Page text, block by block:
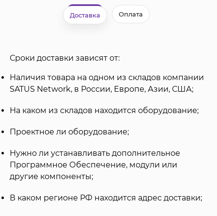
Доставка Оплата
Сроки доставки зависят от:
Наличия товара на одном из складов компании
SATUS Network, в России, Европе, Азии, США;
На каком из складов находится оборудование;
Проектное ли оборудование;
Нужно ли устанавливать дополнительное
Программное Обеспечение, модули или
другие компоненты;
В каком регионе РФ находится адрес доставки;